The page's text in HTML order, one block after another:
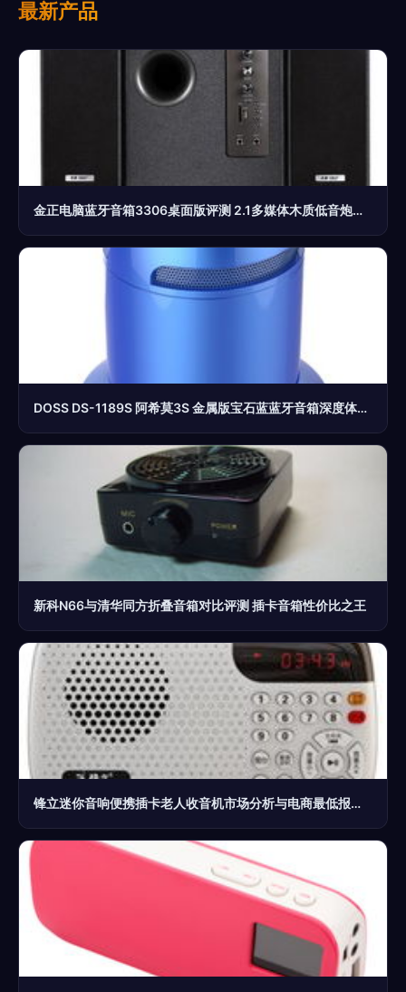
最新产品
金正电脑蓝牙音箱3306桌面版评测 2.1多媒体木质低音炮，家庭娱乐新选择
DOSS DS-1189S 阿希莫3S 金属版宝石蓝蓝牙音箱深度体验评测
新科N66与清华同方折叠音箱对比评测 插卡音箱性价比之王
锋立迷你音响便携插卡老人收音机市场分析与电商最低报价指南